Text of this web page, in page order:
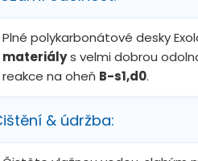
Plné polykarbonátové desky
materiálys velmi dobrou
reakce na oheň B-s1,d0.
& údržba: